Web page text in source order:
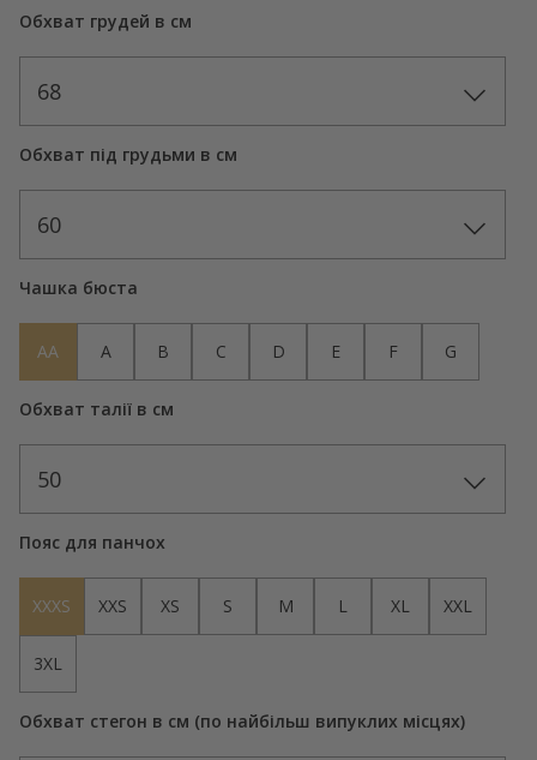
Обхват грудей в см
68
Обхват під грудьми в см
60
Чашка бюста
AA A B C D E F G
Обхват талії в см
50
Пояс для панчох
XXXS XXS XS S M L XL XXL
3XL
Обхват стегон в см (по найбільш випуклих місцях)